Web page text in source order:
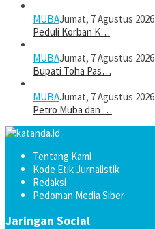
MUBAJumat, 7 Agustus 2026
Peduli Korban K…
MUBAJumat, 7 Agustus 2026
Bupati Toha Pas…
MUBAJumat, 7 Agustus 2026
Petro Muba dan …
Tentang Kami
Kode Etik Jurnalistik
Redaksi
Pedoman Media Siber
Jaringan Social